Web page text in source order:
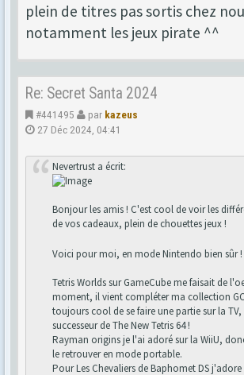
plein de titres pas sortis chez
notamment les jeux pirate ^^
Re: Secret Santa 2024
#441495 par kazeus
27 Déc 2024, 04:41
Nevertrust a écrit:
Bonjour les amis ! C'est cool de voir les
de vos cadeaux, plein de chouettes jeux !
Voici pour moi, en mode Nintendo bien sûr !
Tetris Worlds sur GameCube me faisait de
moment, il vient compléter ma collection
toujours cool de se faire une partie sur la TV,
successeur de The New Tetris 64 !
Rayman origins je l'ai adoré sur la WiiU,
le retrouver en mode portable.
Pour Les Chevaliers de Baphomet DS j'adore